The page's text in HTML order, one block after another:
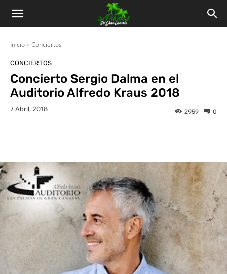
Inicio Conciertos
CONCIERTOS
Concierto Sergio Dalma en el
Auditorio Alfredo Kraus 2018
7 Abril, 2018 0
2959